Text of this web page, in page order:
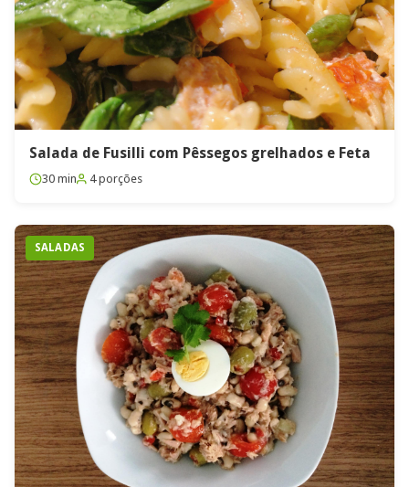
Salada de Fusilli com Pêssegos grelhados e Feta
30 min 4 porções
SALADAS